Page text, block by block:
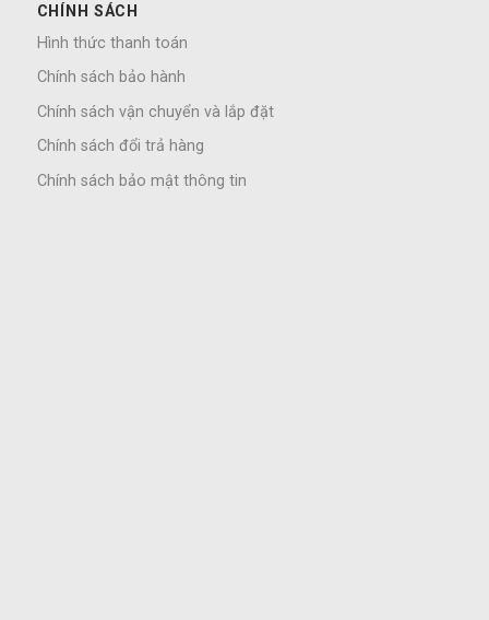
CHÍNH SÁCH
Hình thức thanh toán
Chính sách bảo hành
Chính sách vận chuyển và lắp đặt
Chính sách đổi trả hàng
Chính sách bảo mật thông tin